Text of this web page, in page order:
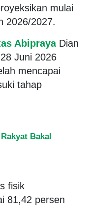
mulai
2026/2027.
Abipraya Dian
Juni 2026
mencapai
tahap
Bakal
fisik
81,42 persen